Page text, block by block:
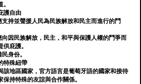
護自由
支持並聲援人民為民族解放和民主而進行的鬥
向因民族解放，民主，和平與保護人權的鬥爭而
庇護。
身份。
特殊紐帶
該地區國家，官方語言是葡萄牙語的國家和接待
持特殊的友誼與合作關係。